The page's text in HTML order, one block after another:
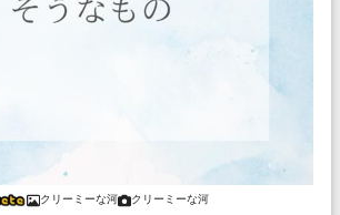
クリーミーな河 クリーミーな河